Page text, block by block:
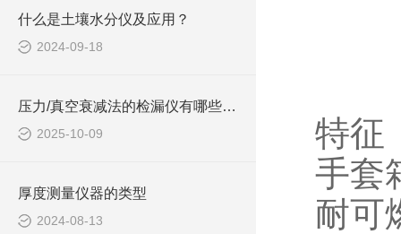
什么是土壤水分仪及应用？
2024-09-18
压力/真空衰减法的检漏仪有哪些优缺点
2025-10-09
厚度测量仪器的类型
2024-08-13
特征
手套
耐可